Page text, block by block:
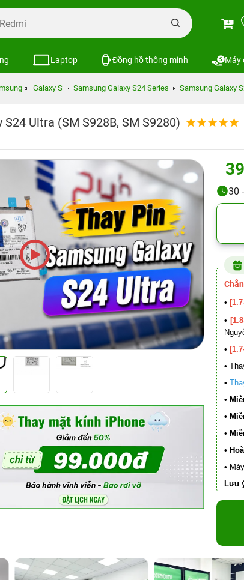
Laptop Đồng hồ thông minh Máy
Galaxy S Samsung Galaxy S24 Series Samsung Galaxy
Ultra (SM S928B, SM S9280)
30
•
•
•
•
•
•
•
•
•
•
Lưu